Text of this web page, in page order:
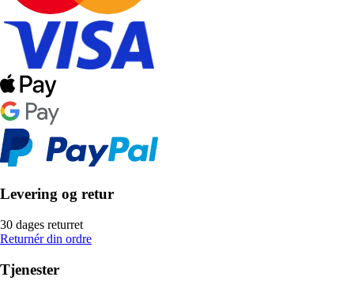
Levering og retur
30 dages returret
Returnér din ordre
Tjenester